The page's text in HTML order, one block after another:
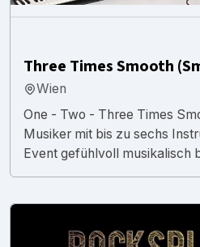
Three Times Smooth
Wien
One - Two - Three Times
Musiker mit bis zu sechs
Event gefühlvoll musikalisch